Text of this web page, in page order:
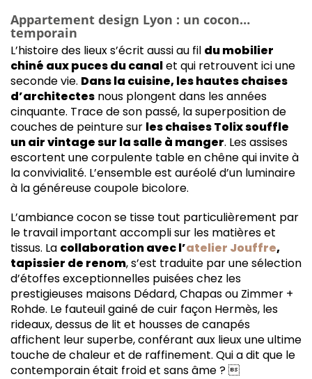
Appartement design Lyon : un cocon…
temporain
L’histoire des lieux s’écrit aussi au fil du mobilier
chiné aux puces du canalet qui retrouvent ici une
seconde vie. Dans la cuisine, les hautes chaises
d’architectes nous plongent dans les années
cinquante. Trace de son passé, la superposition de
couches de peinture sur les chaises Tolix souffle
un air vintage sur la salle à manger. Les assises
escortent une corpulente table en chêne qui invite à
la convivialité. L’ensemble est auréolé d’un luminaire
à la généreuse coupole bicolore.
L’ambiance cocon se tisse tout particulièrement par
le travail important accompli sur les matières et
tissus. La collaboration avec l’atelier Jouffre,
tapissier de renom, s’est traduite par une sélection
d’étoffes exceptionnelles puisées chez les
prestigieuses maisons Dédard, Chapas ou Zimmer +
Rohde. Le fauteuil gainé de cuir façon Hermès, les
rideaux, dessus de lit et housses de canapés
affichent leur superbe, conférant aux lieux une ultime
touche de chaleur et de raffinement. Qui a dit que le
contemporain était froid et sans âme ? 